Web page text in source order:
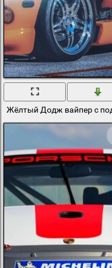
Жёлтый Додж вайпер с